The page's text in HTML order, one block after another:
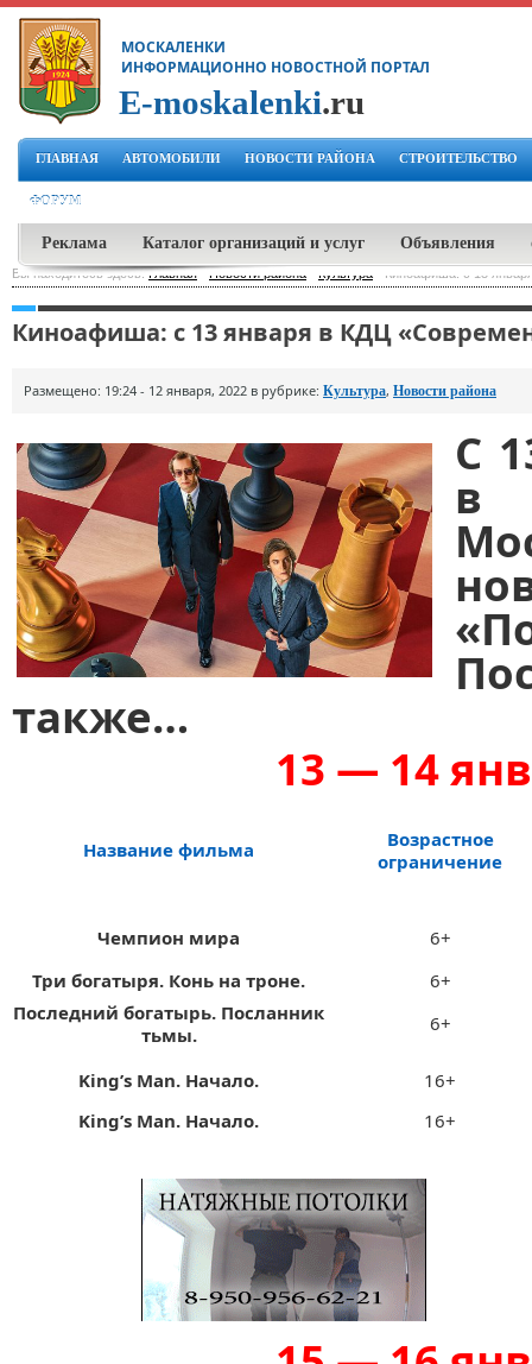
МОСКАЛЕНКИ
ИНФОРМАЦИОННО НОВОСТНОЙ ПОРТАЛ
E-moskalenki.ru
ГЛАВНАЯ АВТОМОБИЛИ НОВОСТИ РАЙОНА СТРОИТЕЛЬСТВО
ФОРУМ
Реклама Каталог организаций и услуг Объявления
Вы находитесь здесь:Главная-Новости района Культура Киноафиша: с 13
Киноафиша: с 13 января в КДЦ
Размещено: 19:24 - 12 января, 2022 в рубрике: Культура, Новости района
С
в
«
также…
13 — 14
Название фильма
Возрастное
ограничение
Чемпион мира
6+
Три богатыря. Конь на троне.
6+
Последний богатырь. Посланник
тьмы.
6+
King’s Мan. Начало.
16+
King’s Мan. Начало.
16+